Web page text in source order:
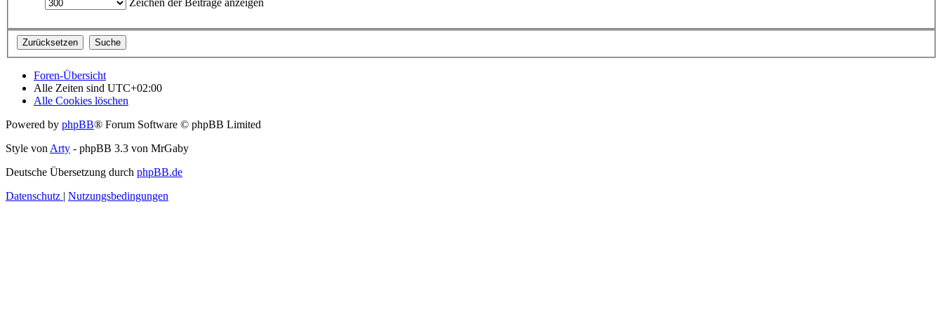
Zeichen der Beiträge anzeigen
Foren-Übersicht
Alle Zeiten sind UTC+02:00
Alle Cookies löschen
Powered by phpBB® Forum Software © phpBB Limited
Style von Arty - phpBB 3.3 von MrGaby
Deutsche Übersetzung durch phpBB.de
Datenschutz | Nutzungsbedingungen